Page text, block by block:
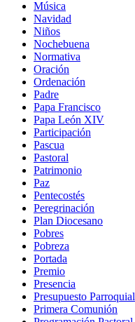
Música
Navidad
Niños
Nochebuena
Normativa
Oración
Ordenación
Padre
Papa Francisco
Papa León XIV
Participación
Pascua
Pastoral
Patrimonio
Paz
Pentecostés
Peregrinación
Plan Diocesano
Pobres
Pobreza
Portada
Premio
Presencia
Presupuesto Parroquial
Primera Comunión